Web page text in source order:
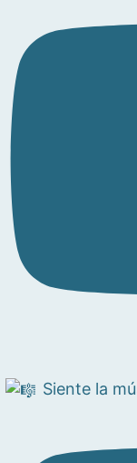
Siente la